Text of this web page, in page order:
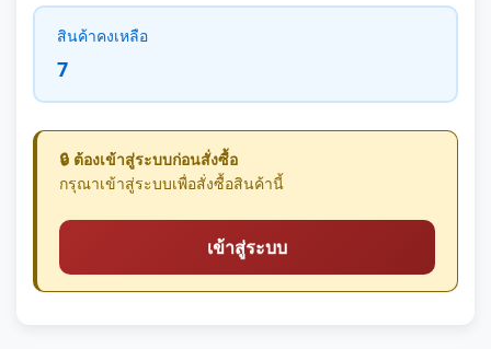
สินค้าคงเหลือ
7
🔒 ต้องเข้าสู่ระบบก่อนสั่งซื้อ
กรุณาเข้าสู่ระบบเพื่อสั่งซื้อสินค้านี้
เข้าสู่ระบบ